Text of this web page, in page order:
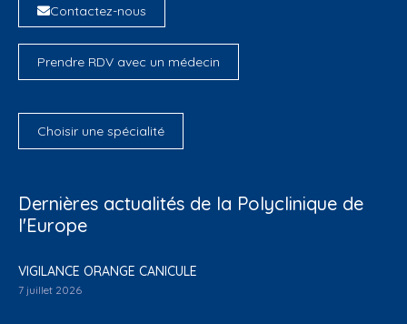
Contactez-nous
Prendre RDV avec un médecin
Choisir une spécialité
Dernières actualités de la Polyclinique de
l'Europe
VIGILANCE ORANGE CANICULE
7 juillet 2026